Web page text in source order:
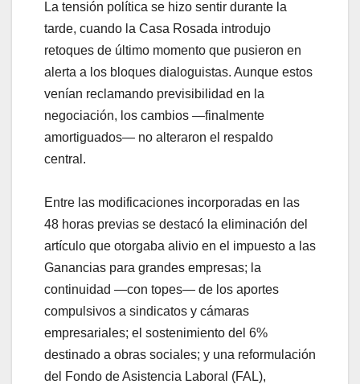
La tensión política se hizo sentir durante la
tarde, cuando la Casa Rosada introdujo
retoques de último momento que pusieron en
alerta a los bloques dialoguistas. Aunque estos
venían reclamando previsibilidad en la
negociación, los cambios —finalmente
amortiguados— no alteraron el respaldo
central.
Entre las modificaciones incorporadas en las
48 horas previas se destacó la eliminación del
artículo que otorgaba alivio en el impuesto a las
Ganancias para grandes empresas; la
continuidad —con topes— de los aportes
compulsivos a sindicatos y cámaras
empresariales; el sostenimiento del 6%
destinado a obras sociales; y una reformulación
del Fondo de Asistencia Laboral (FAL),